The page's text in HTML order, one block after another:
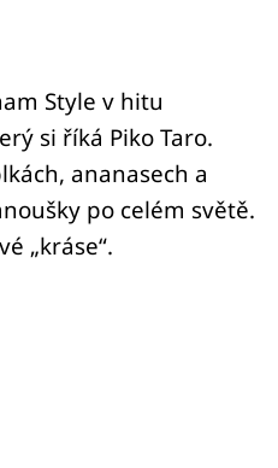
Style v hitu
si říká Piko Taro.
ananasech a
po celém světě.
„kráse“.